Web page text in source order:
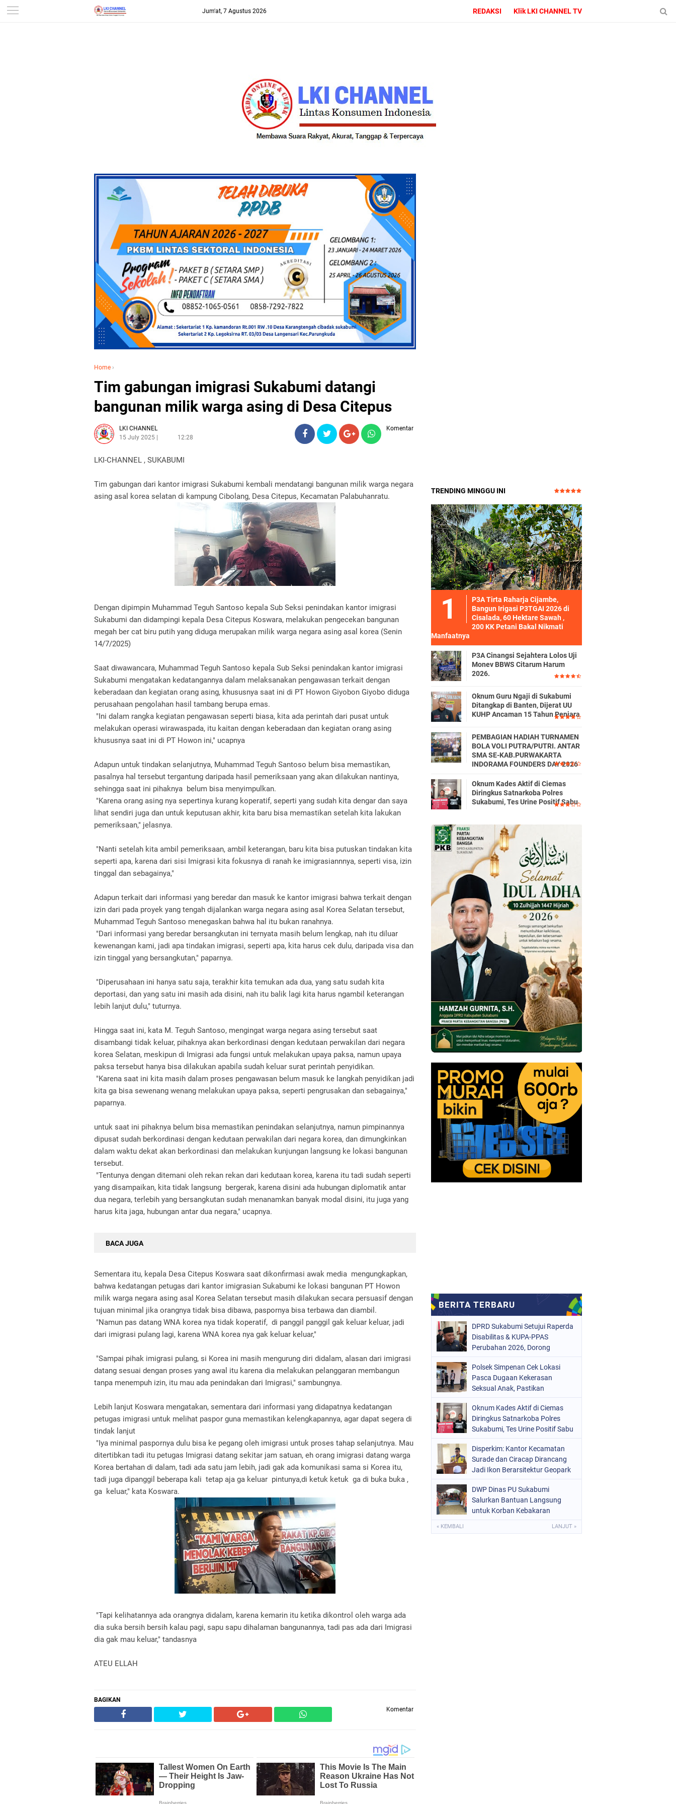
-->
Jum'at, 7 Agustus 2026 REDAKSI Klik LKI CHANNEL TV
Home ›
Tim gabungan imigrasi Sukabumi datangi
bangunan milik warga asing di Desa Citepus
LKI CHANNEL
15 July 2025
12:28
Komentar
LKI-CHANNEL , SUKABUMI
Tim gabungan dari kantor imigrasi Sukabumi kembali mendatangi bangunan milik warga negara
asing asal korea selatan di kampung Cibolang, Desa Citepus, Kecamatan Palabuhanratu.
Dengan dipimpin Muhammad Teguh Santoso kepala Sub Seksi penindakan kantor imigrasi
Sukabumi dan didampingi kepala Desa Citepus Koswara, melakukan pengecekan bangunan
megah ber cat biru putih yang diduga merupakan milik warga negara asing asal korea (Senin
14/7/2025)
Saat diwawancara, Muhammad Teguh Santoso kepala Sub Seksi penindakan kantor imigrasi
Sukabumi mengatakan kedatangannya dalam melaksanakan pengawasan terkait dengan
keberadaan dan kegiatan orang asing, khususnya saat ini di PT Howon Giyobon Giyobo diduga
perusahaan pengolahan hasil tambang berupa emas.
"Ini dalam rangka kegiatan pengawasan seperti biasa, kita ada perintah dari pusat untuk
melakukan operasi wirawaspada, itu kaitan dengan keberadaan dan kegiatan orang asing
khususnya saat ini di PT Howon ini," ucapnya
Adapun untuk tindakan selanjutnya, Muhammad Teguh Santoso belum bisa memastikan,
pasalnya hal tersebut tergantung daripada hasil pemeriksaan yang akan dilakukan nantinya,
sehingga saat ini pihaknya belum bisa menyimpulkan.
"Karena orang asing nya sepertinya kurang koperatif, seperti yang sudah kita dengar dan saya
lihat sendiri juga dan untuk keputusan akhir, kita baru bisa memastikan setelah kita lakukan
pemeriksaan," jelasnya.
"Nanti setelah kita ambil pemeriksaan, ambil keterangan, baru kita bisa putuskan tindakan kita
seperti apa, karena dari sisi Imigrasi kita fokusnya di ranah ke imigrasiannnya, seperti visa, izin
tinggal dan sebagainya,"
Adapun terkait dari informasi yang beredar dan masuk ke kantor imigrasi bahwa terkait dengan
izin dari pada proyek yang tengah dijalankan warga negara asing asal Korea Selatan tersebut,
Muhammad Teguh Santoso menegaskan bahwa hal itu bukan ranahnya.
"Dari informasi yang beredar bersangkutan ini ternyata masih belum lengkap, nah itu diluar
kewenangan kami, jadi apa tindakan imigrasi, seperti apa, kita harus cek dulu, daripada visa dan
izin tinggal yang bersangkutan," paparnya.
"Diperusahaan ini hanya satu saja, terakhir kita temukan ada dua, yang satu sudah kita
deportasi, dan yang satu ini masih ada disini, nah itu balik lagi kita harus ngambil keterangan
lebih lanjut dulu," tuturnya.
Hingga saat ini, kata M. Teguh Santoso, mengingat warga negara asing tersebut saat
disambangi tidak keluar, pihaknya akan berkordinasi dengan kedutaan perwakilan dari negara
korea Selatan, meskipun di Imigrasi ada fungsi untuk melakukan upaya paksa, namun upaya
paksa tersebut hanya bisa dilakukan apabila sudah keluar surat perintah penyidikan.
"Karena saat ini kita masih dalam proses pengawasan belum masuk ke langkah penyidikan jadi
kita ga bisa sewenang wenang melakukan upaya paksa, seperti pengrusakan dan sebagainya,"
paparnya.
untuk saat ini pihaknya belum bisa memastikan penindakan selanjutnya, namun pimpinannya
dipusat sudah berkordinasi dengan kedutaan perwakilan dari negara korea, dan dimungkinkan
dalam waktu dekat akan berkordinasi dan melakukan kunjungan langsung ke lokasi bangunan
tersebut.
"Tentunya dengan ditemani oleh rekan rekan dari kedutaan korea, karena itu tadi sudah seperti
yang disampaikan, kita tidak langsung bergerak, karena disini ada hubungan diplomatik antar
dua negara, terlebih yang bersangkutan sudah menanamkan banyak modal disini, itu juga yang
harus kita jaga, hubungan antar dua negara," ucapnya.
BACA JUGA
Sementara itu, kepala Desa Citepus Koswara saat dikonfirmasi awak media mengungkapkan,
bahwa kedatangan petugas dari kantor imigrasian Sukabumi ke lokasi bangunan PT Howon
milik warga negara asing asal Korea Selatan tersebut masih dilakukan secara persuasif dengan
tujuan minimal jika orangnya tidak bisa dibawa, paspornya bisa terbawa dan diambil.
"Namun pas datang WNA korea nya tidak koperatif, di panggil panggil gak keluar keluar, jadi
dari imigrasi pulang lagi, karena WNA korea nya gak keluar keluar,"
"Sampai pihak imigrasi pulang, si Korea ini masih mengurung diri didalam, alasan dari imigrasi
datang sesuai dengan proses yang awal itu karena dia melakukan pelanggaran membangun
tanpa menempuh izin, itu mau ada penindakan dari Imigrasi," sambungnya.
Lebih lanjut Koswara mengatakan, sementara dari informasi yang didapatnya kedatangan
petugas imigrasi untuk melihat paspor guna memastikan kelengkapannya, agar dapat segera di
tindak lanjut
"Iya minimal paspornya dulu bisa ke pegang oleh imigrasi untuk proses tahap selanjutnya. Mau
ditertibkan tadi itu petugas Imigrasi datang sekitar jam satuan, eh orang imigrasi datang warga
Korea bertahan di dalam, tadi ada satu jam lebih, jadi gak ada komunikasi sama si Korea itu,
tadi juga dipanggil beberapa kali tetap aja ga keluar pintunya,di ketuk ketuk ga di buka buka ,
ga keluar," kata Koswara.
"Tapi kelihatannya ada orangnya didalam, karena kemarin itu ketika dikontrol oleh warga ada
dia suka bersih bersih kalau pagi, sapu sapu dihalaman bangunannya, tadi pas ada dari Imigrasi
dia gak mau keluar," tandasnya
ATEU ELLAH
BAGIKAN
Komentar
TRENDING MINGGU INI
P3A Tirta Raharja Cijambe,
Bangun Irigasi P3TGAI 2026 di
Cisalada, 60 Hektare Sawah ,
200 KK Petani Bakal Nikmati
Manfaatnya
P3A Cinangsi Sejahtera Lolos Uji
Monev BBWS Citarum Harum
2026.
Oknum Guru Ngaji di Sukabumi
Ditangkap di Banten, Dijerat UU
KUHP Ancaman 15 Tahun Penjara
PEMBAGIAN HADIAH TURNAMEN
BOLA VOLI PUTRA/PUTRI. ANTAR
SMA SE-KAB.PURWAKARTA
INDORAMA FOUNDERS DAY 2026
Oknum Kades Aktif di Ciemas
Diringkus Satnarkoba Polres
Sukabumi, Tes Urine Positif Sabu
DPRD Sukabumi Setujui Raperda
Disabilitas & KUPA-PPAS
Perubahan 2026, Dorong
Polsek Simpenan Cek Lokasi
Pasca Dugaan Kekerasan
Seksual Anak, Pastikan
Oknum Kades Aktif di Ciemas
Diringkus Satnarkoba Polres
Sukabumi, Tes Urine Positif Sabu
Disperkim: Kantor Kecamatan
Surade dan Ciracap Dirancang
Jadi Ikon Berarsitektur Geopark
DWP Dinas PU Sukabumi
Salurkan Bantuan Langsung
untuk Korban Kebakaran
« KEMBALI LANJUT »